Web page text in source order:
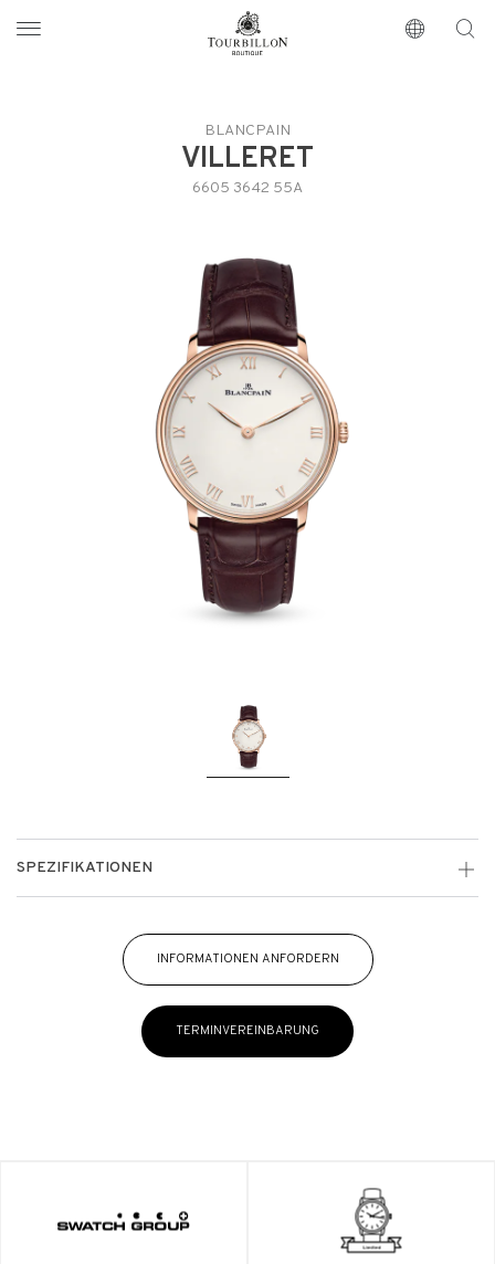
https://www.tourbillon.com/index.php/de
BLANCPAIN
VILLERET
6605 3642 55A
SPEZIFIKATIONEN
INFORMATIONEN ANFORDERN
TERMINVEREINBARUNG